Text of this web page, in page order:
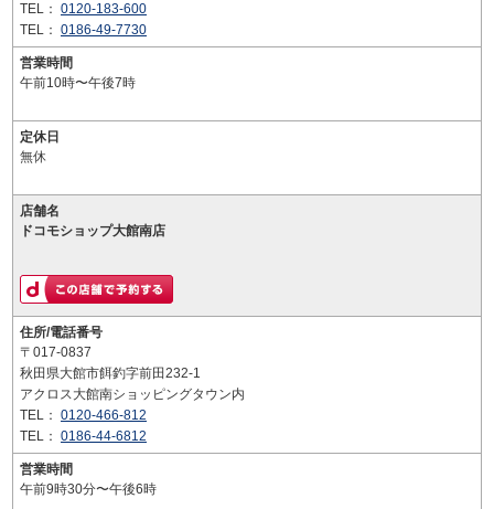
TEL： 0120-183-600
TEL： 0186-49-7730
営業時間
午前10時〜午後7時
定休日
無休
店舗名
ドコモショップ大館南店
住所/電話番号
〒017-0837
秋田県大館市餌釣字前田232-1
アクロス大館南ショッピングタウン内
TEL： 0120-466-812
TEL： 0186-44-6812
営業時間
午前9時30分〜午後6時